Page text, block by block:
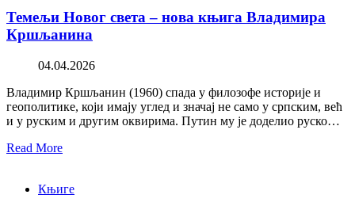
Темељи Новог света – нова књига Владимира
Кршљанина
04.04.2026
Владимир Кршљанин (1960) спада у филозофе историје и
геополитике, који имају углед и значај не само у српским, већ
и у руским и другим оквирима. Путин му је доделио руско…
Read More
Књиге